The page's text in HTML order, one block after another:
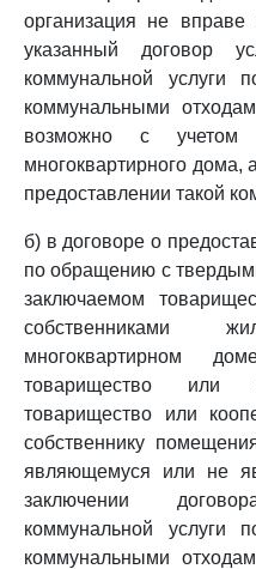
организация не вправе
указанный договор
коммунальной услуги
коммунальными
возможно с учетом
многоквартирного дома,
предоставлении такой
б) в договоре о
по обращению с
заключаемом
собственниками
многоквартирном
товарищество или
товарищество или
собственнику
являющемуся или не
заключении
коммунальной услуги
коммунальными